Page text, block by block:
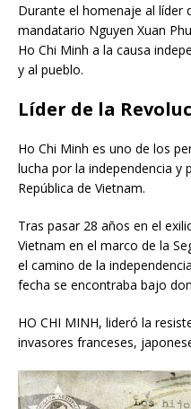
Durante el homenaje al líder
mandatario Nguyen Xuan
Ho Chi Minh a la causa
y al pueblo.
Líder de la
Ho Chi Minh es uno de los
lucha por la independencia y
República de Vietnam.
Tras pasar 28 años en el
Vietnam en el marco de la
el camino de la
fecha se encontraba bajo
HO CHI MINH, lideró la
invasores franceses,